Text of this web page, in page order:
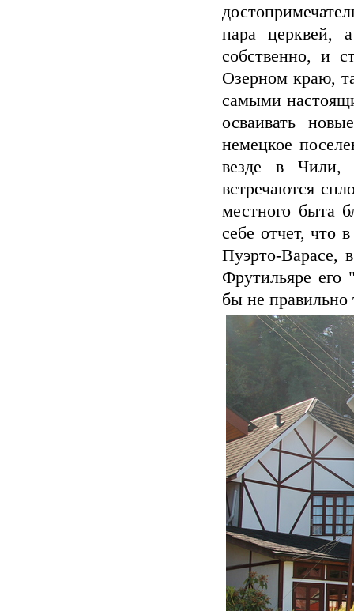
пара церквей,
собственно, и
Озерном краю,
самыми
осваивать
немецкое
везде в Чили,
встречаются
местного быта
себе отчет, что
Пуэрто-Варасе,
Фрутильяре
бы не правильно